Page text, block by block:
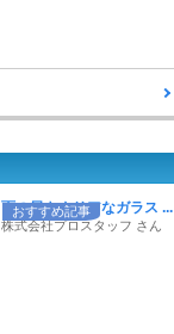
おすすめ記事
雨の日もクリアなガラス ...
株式会社プロスタッフ さん